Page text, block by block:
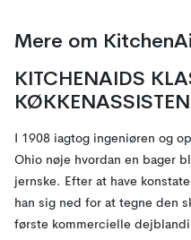
Mere om
KITCHENAIDS
I 1908 iagtog ingeniøren og
Ohio nøje hvordan en bager
jernske. Efter at have
han sig ned for at tegne den
første kommercielle